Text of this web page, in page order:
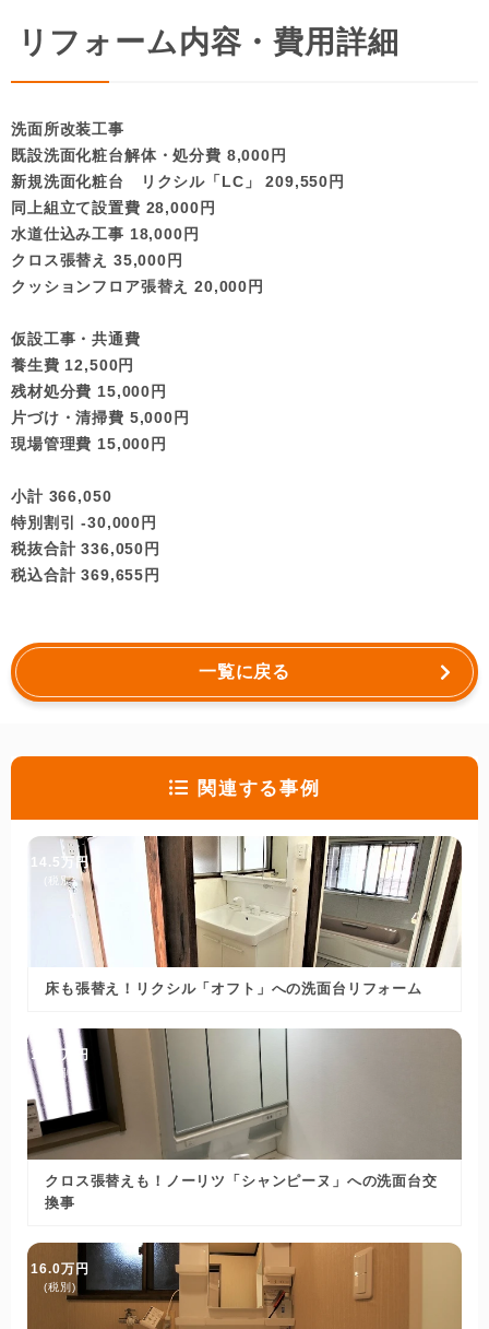
リフォーム内容・費用詳細
洗面所改装工事
既設洗面化粧台解体・処分費 8,000円
新規洗面化粧台 リクシル「LC」 209,550円
同上組立て設置費 28,000円
水道仕込み工事 18,000円
クロス張替え 35,000円
クッションフロア張替え 20,000円
仮設工事・共通費
養生費 12,500円
残材処分費 15,000円
片づけ・清掃費 5,000円
現場管理費 15,000円
小計 366,050
特別割引 -30,000円
税抜合計 336,050円
税込合計 369,655円
一覧に戻る
関連する事例
14.5万円
(税別)
床も張替え！リクシル「オフト」への洗面台リフォーム
15.4万円
(税別)
クロス張替えも！ノーリツ「シャンピーヌ」への洗面台交
換事
16.0万円
(税別)